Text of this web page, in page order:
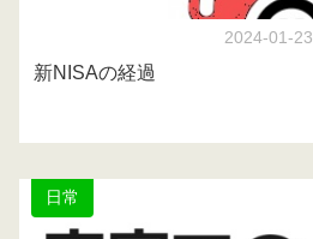
2024-01-23
新NISAの経過
日常